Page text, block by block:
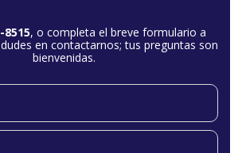
8515, o completa el breve formulario a
en contactarnos; tus preguntas son
bienvenidas.